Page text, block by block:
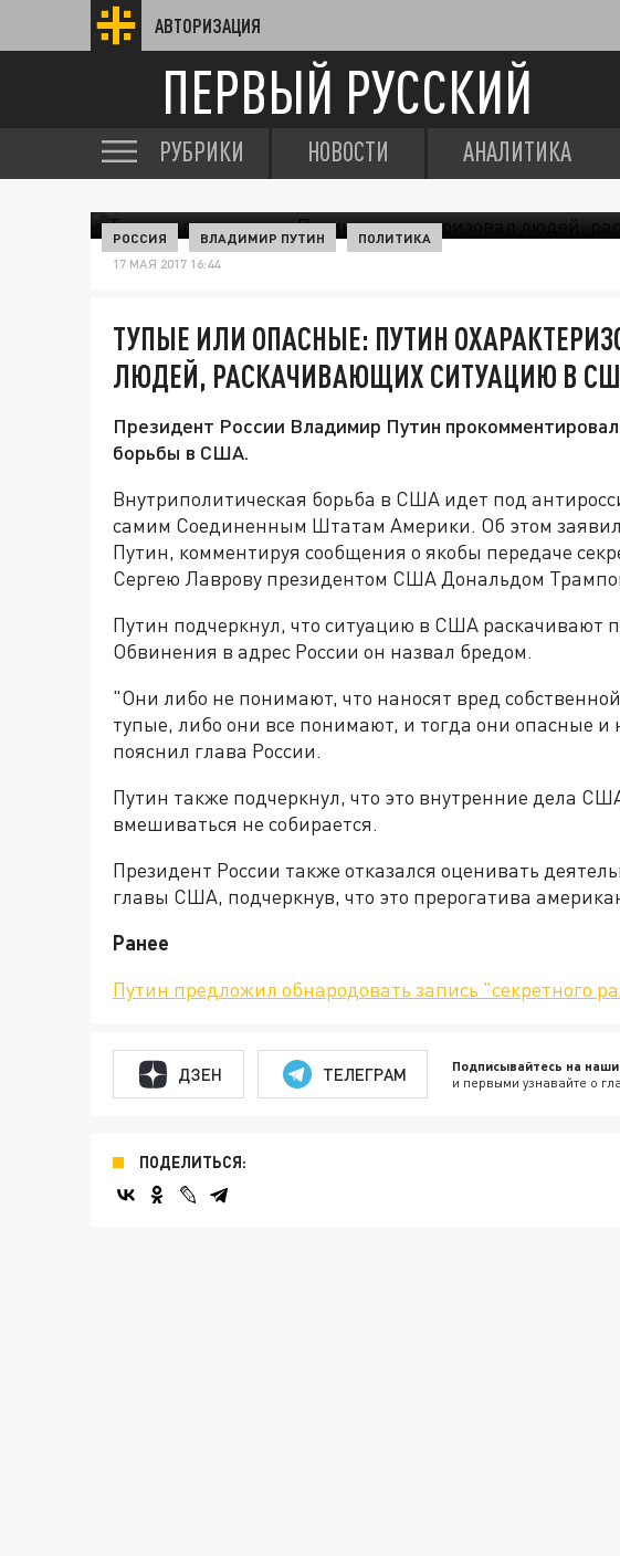
АВТОРИЗАЦИЯ
ПЕРВЫЙ РУССКИЙ
РУБРИКИ НОВОСТИ АНАЛИТИКА
РОССИЯ ВЛАДИМИР ПУТИН ПОЛИТИКА
17 МАЯ 2017 16:44
ТУПЫЕ ИЛИ ОПАСНЫЕ: ПУТИН
ЛЮДЕЙ, РАСКАЧИВАЮЩИХ СИТУАЦИЮ В
Президент России Владимир Путин
борьбы в США.
Внутриполитическая борьба в США идет под
самим Соединенным Штатам Америки. Об этом
Путин, комментируя сообщения о якобы передаче
Сергею Лаврову президентом США Дональдом
Путин подчеркнул, что ситуацию в США раскачивают
Обвинения в адрес России он назвал бредом.
"Они либо не понимают, что наносят вред
тупые, либо они все понимают, и тогда они опасные
пояснил глава России.
Путин также подчеркнул, что это внутренние дела
вмешиваться не собирается.
Президент России также отказался оценивать
главы США, подчеркнув, что это прерогатива
Ранее
Путин предложил обнародовать запись "секретного
ДЗЕН ТЕЛЕГРАМ Подписывайтесь на
и первыми узнавайте о
ПОДЕЛИТЬСЯ: